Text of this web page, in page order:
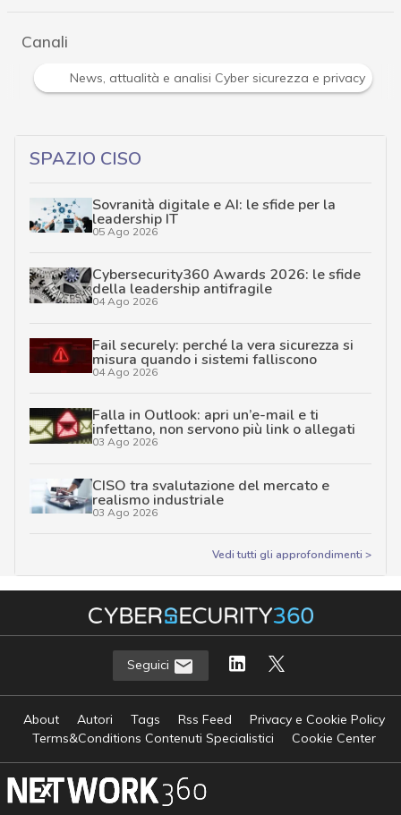
Canali
Attacchi hacker e Malware: le ultime news in tempo
SPAZIO CISO
Sovranità digitale e AI: le sfide per la
leadership IT
05 Ago 2026
Cybersecurity360 Awards 2026: le sfide
della leadership antifragile
04 Ago 2026
Fail securely: perché la vera sicurezza si
misura quando i sistemi falliscono
04 Ago 2026
Falla in Outlook: apri un’e-mail e ti
infettano, non servono più link o allegati
03 Ago 2026
CISO tra svalutazione del mercato e
realismo industriale
03 Ago 2026
Vedi tutti gli approfondimenti >
Seguici
About Autori Tags Rss Feed
Privacy e Cookie Policy
Terms&Conditions Contenuti Specialistici
Cookie Center